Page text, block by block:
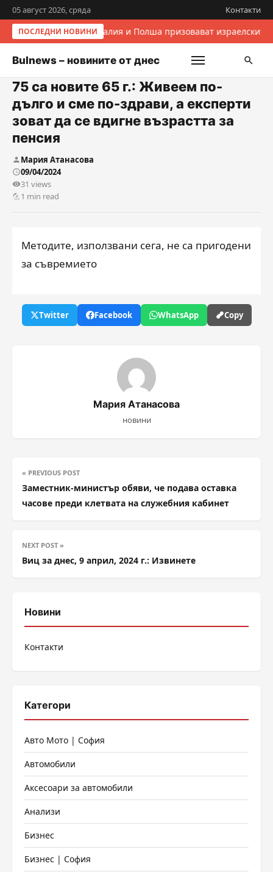
05 август 2026, сряда Контакти
ПОСЛЕДНИ НОВИНИИталия и Полша призовават
Bulnews – новините от днес
75 са новите 65 г.: Живеем по-
дълго и сме по-здрави, а експерти
зоват да се вдигне възрастта за
пенсия
Мария Атанасова
09/04/2024
31 views
1 min read
Методите, използвани сега, не са пригодени
за съвремието
Twitter Facebook WhatsApp Copy
Мария Атанасова
новини
« PREVIOUS POST
Заместник-министър обяви, че подава оставка
часове преди клетвата на служебния кабинет
NEXT POST »
Виц за днес, 9 април, 2024 г.: Извинете
Новини
Контакти
Категори
Авто Мото | София
Автомобили
Аксесоари за автомобили
Анализи
Бизнес
Бизнес | София